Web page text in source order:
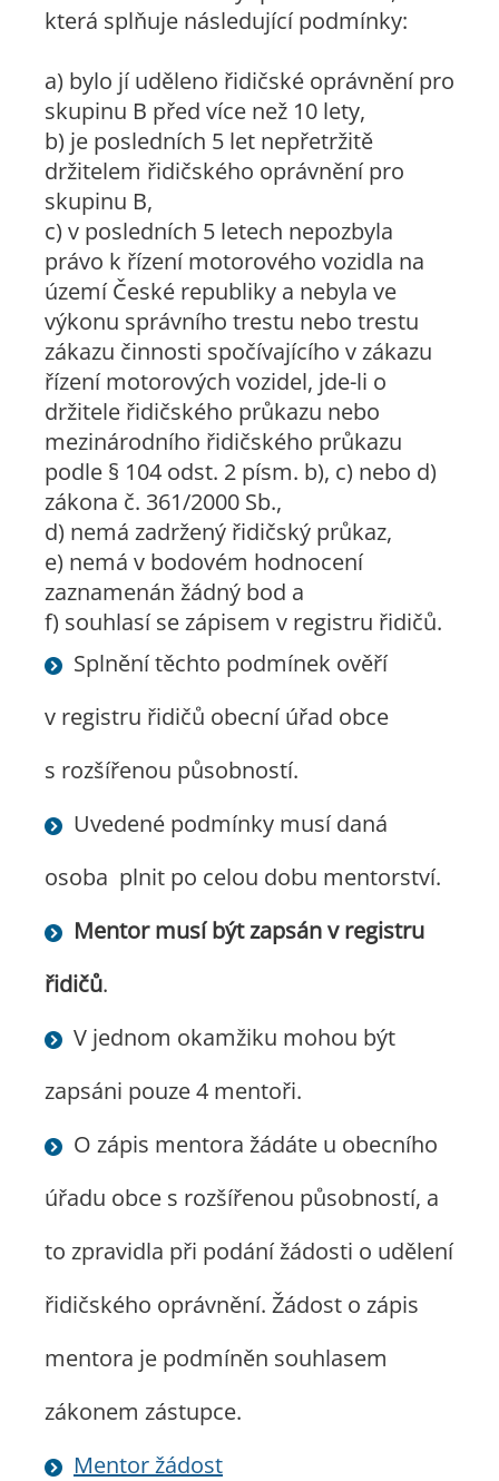
která splňuje následující podmínky:
a) bylo jí uděleno řidičské oprávnění pro
skupinu B před více než 10 lety,
b) je posledních 5 let nepřetržitě
držitelem řidičského oprávnění pro
skupinu B,
c) v posledních 5 letech nepozbyla
právo k řízení motorového vozidla na
území České republiky a nebyla ve
výkonu správního trestu nebo trestu
zákazu činnosti spočívajícího v zákazu
řízení motorových vozidel, jde-li o
držitele řidičského průkazu nebo
mezinárodního řidičského průkazu
podle § 104 odst. 2 písm. b), c) nebo d)
zákona č. 361/2000 Sb.,
d) nemá zadržený řidičský průkaz,
e) nemá v bodovém hodnocení
zaznamenán žádný bod a
f) souhlasí se zápisem v registru řidičů.
Splnění těchto podmínek ověří
v registru řidičů obecní úřad obce
s rozšířenou působností.
Uvedené podmínky musí daná
osoba plnit po celou dobu mentorství.
Mentor musí být zapsán v registru
řidičů.
V jednom okamžiku mohou být
zapsáni pouze 4 mentoři.
O zápis mentora žádáte u obecního
úřadu obce s rozšířenou působností, a
to zpravidla při podání žádosti o udělení
řidičského oprávnění. Žádost o zápis
mentora je podmíněn souhlasem
zákonem zástupce.
Mentor žádost